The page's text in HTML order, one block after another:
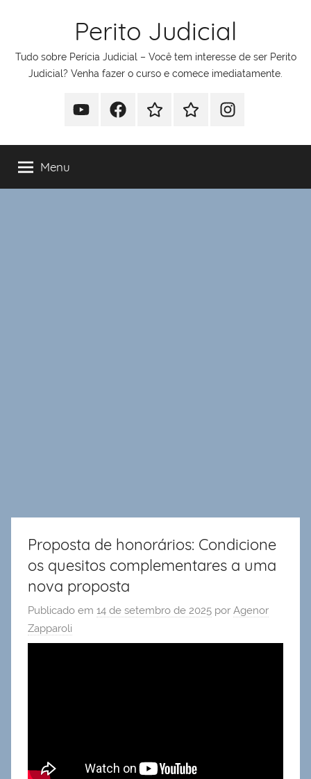
conteúdo
Perito Judicial
Tudo sobre Perícia Judicial – Você tem interesse de ser Perito
Judicial? Venha fazer o curso e comece imediatamente.
YoutubeFacebookWhatsappTelegramInstagram
Menu
Proposta de honorários: Condicione
os quesitos complementares a uma
nova proposta
Publicado em 14 de setembro de 2025 por Agenor
Zapparoli